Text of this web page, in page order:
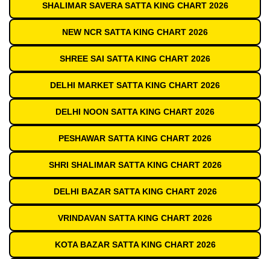
SHALIMAR SAVERA SATTA KING CHART 2026
NEW NCR SATTA KING CHART 2026
SHREE SAI SATTA KING CHART 2026
DELHI MARKET SATTA KING CHART 2026
DELHI NOON SATTA KING CHART 2026
PESHAWAR SATTA KING CHART 2026
SHRI SHALIMAR SATTA KING CHART 2026
DELHI BAZAR SATTA KING CHART 2026
VRINDAVAN SATTA KING CHART 2026
KOTA BAZAR SATTA KING CHART 2026